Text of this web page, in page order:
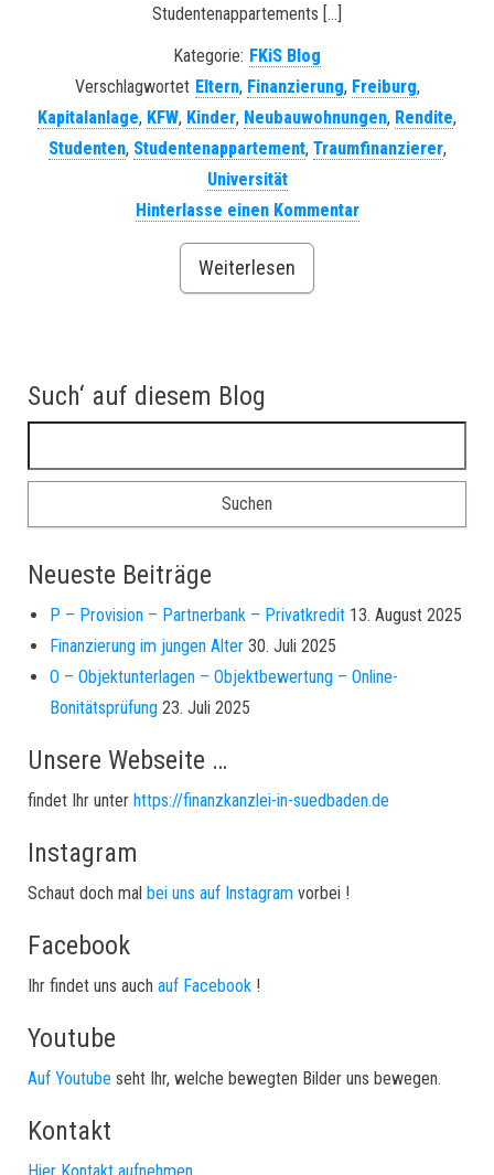
Studentenappartements […]
Kategorie: FKiS Blog
Verschlagwortet Eltern, Finanzierung, Freiburg,
Kapitalanlage, KFW, Kinder, Neubauwohnungen, Rendite,
Studenten, Studentenappartement, Traumfinanzierer,
Universität
Hinterlasse einen Kommentar
Weiterlesen
Such‘ auf diesem Blog
Neueste Beiträge
P – Provision – Partnerbank – Privatkredit 13. August 2025
Finanzierung im jungen Alter 30. Juli 2025
O – Objektunterlagen – Objektbewertung – Online-
Bonitätsprüfung 23. Juli 2025
Unsere Webseite …
findet Ihr unter https://finanzkanzlei-in-suedbaden.de
Instagram
Schaut doch mal bei uns auf Instagram vorbei !
Facebook
Ihr findet uns auch auf Facebook !
Youtube
Auf Youtube seht Ihr, welche bewegten Bilder uns bewegen.
Kontakt